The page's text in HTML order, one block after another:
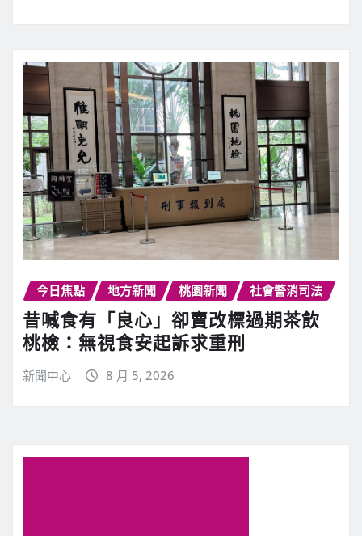
今日焦點 地方新聞 桃園新聞 社會警消司法
昔喊食有「良心」卻賣改標過期茶飲
桃檢：無視食安起訴求重刑
新聞中心 8 月 5, 2026